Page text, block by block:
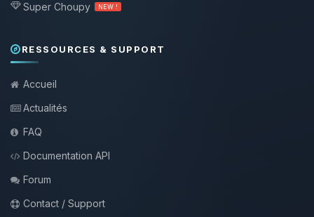
Super Choupy NEW !
RESSOURCES & SUPPORT
Accueil
Actualités
FAQ
Documentation API
Forum
Contact / Support